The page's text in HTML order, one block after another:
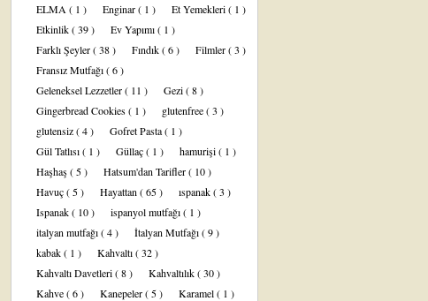
ELMA ( 1 ) Enginar( 1 ) Et Yemekleri( 1 )
Etkinlik( 39 ) Ev Yapımı( 1 )
Farklı Şeyler( 38 ) Fındık( 6 ) Filmler( 3 )
Fransız Mutfağı( 6 )
Geleneksel Lezzetler( 11 ) Gezi( 8 )
Gingerbread Cookies( 1 ) glutenfree( 3 )
glutensiz( 4 ) Gofret Pasta( 1 )
Gül Tatlısı( 1 ) Güllaç( 1 ) hamurişi( 1 )
Haşhaş( 5 ) Hatsum'dan Tarifler( 10 )
Havuç( 5 ) Hayattan ( 65 ) ıspanak( 3 )
Ispanak( 10 ) ispanyol mutfağı( 1 )
italyan mutfağı( 4 ) İtalyan Mutfağı( 9 )
kabak( 1 ) Kahvaltı( 32 )
Kahvaltı Davetleri( 8 ) Kahvaltılık( 30 )
Kahve( 6 ) Kanepeler( 5 ) Karamel( 1 )